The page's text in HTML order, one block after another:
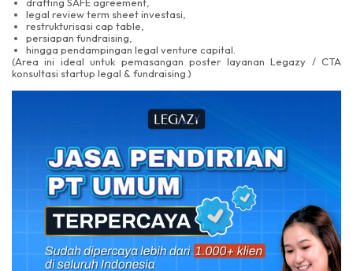
legal review term sheet investasi,
restrukturisasi cap table,
persiapan fundraising,
hingga pendampingan legal venture capital.
(Area ini ideal untuk pemasangan poster layanan Legazy / CTA
konsultasi startup legal & fundraising.)